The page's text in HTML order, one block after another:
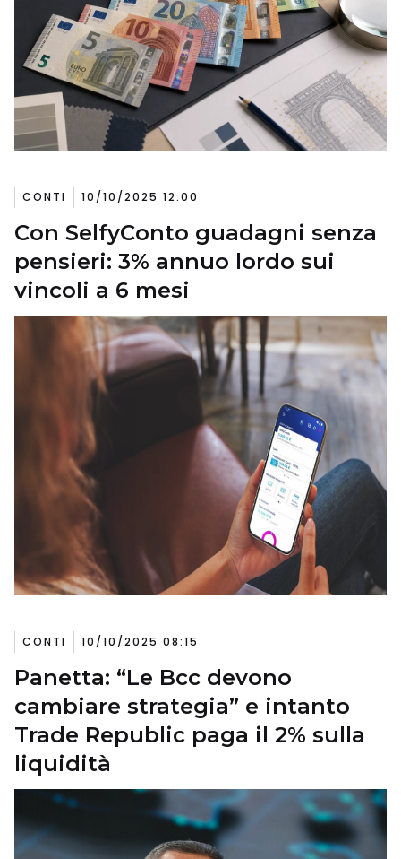
CONTI 10/10/2025 12:00
Con SelfyConto guadagni senza
pensieri: 3% annuo lordo sui
vincoli a 6 mesi
CONTI 10/10/2025 08:15
Panetta: “Le Bcc devono
cambiare strategia” e intanto
Trade Republic paga il 2% sulla
liquidità